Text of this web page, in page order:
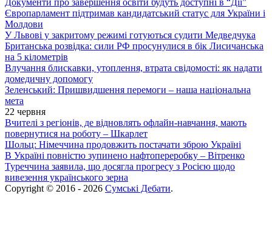
Документи про завершення освіти будуть доступні в “Дії”
Європарламент підтримав кандидатський статус для України і
Молдови
У Львові у закритому режимі готуються судити Медведчука
Британська розвідка: сили РФ просунулися в бік Лисичанська
на 5 кілометрів
Влучання блискавки, утоплення, втрата свідомості: як надати
домедичну допомогу
Зеленський: Пришвидшення перемоги – наша національна
мета
22 червня
Вчителі з регіонів, де відновлять офлайн-навчання, мають
повернутися на роботу – Шкарлет
Шольц: Німеччина продовжить постачати зброю Україні
В Україні повністю зупинено нафтопереробку – Вітренко
Туреччина заявила, що досягла прогресу з Росією щодо
вивезення українського зерна
Copyright © 2016 - 2026 Сумські Дебати.